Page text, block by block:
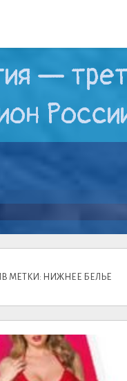
—
МЕТКИ: НИЖНЕЕ БЕЛЬЕ